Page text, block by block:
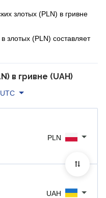
злотых (PLN) в гривне
злотых (PLN) составляет
в гривне (UAH)
PLN
UAH